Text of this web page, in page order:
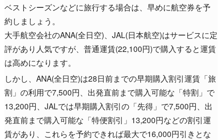
ベストシーズンなどに旅行する場合は、早めに航空券を予
約しましょう。
大手航空会社のANA(全日空)、JAL(日本航空)はサービスに定
評があり人気ですが、普通運賃(22,100円)で購入すると運賃
は高めになります。
しかし、ANA(全日空)は28日前までの早期購入割引運賃「旅
割」の利用で7,500円、出発直前まで購入可能な「特割」で
13,200円、JALでは早期購入割引の「先得」で7,500円、出
発直前まで購入可能な「特便割引」13,200円などの割引運
賃があり、これらを予約できれば最大で16,000円引きとな